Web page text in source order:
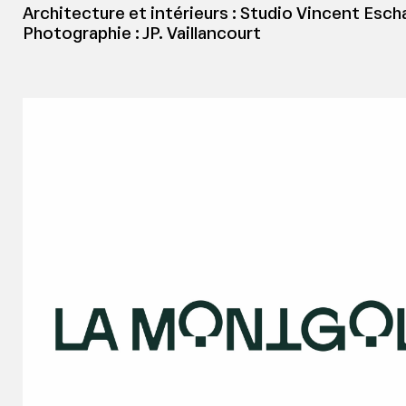
Architecture et intérieurs : Studio Vincent
Photographie : JP. Vaillancourt